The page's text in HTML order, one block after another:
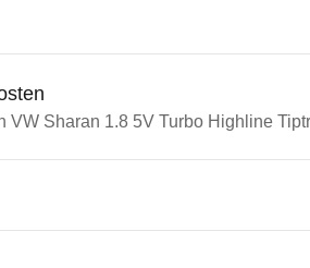
VW Sharan 1.8 5V Turbo Highline